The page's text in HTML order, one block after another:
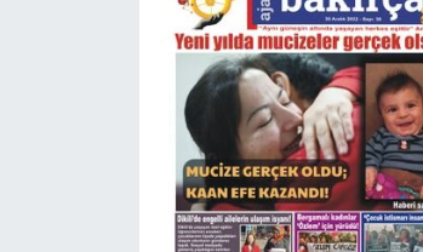
Tüm Manşetler
Son Dakika Haberleri